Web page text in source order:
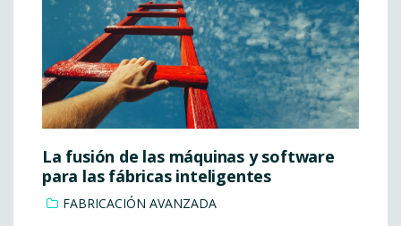
La fusión de las máquinas y software
para las fábricas inteligentes
FABRICACIÓN AVANZADA